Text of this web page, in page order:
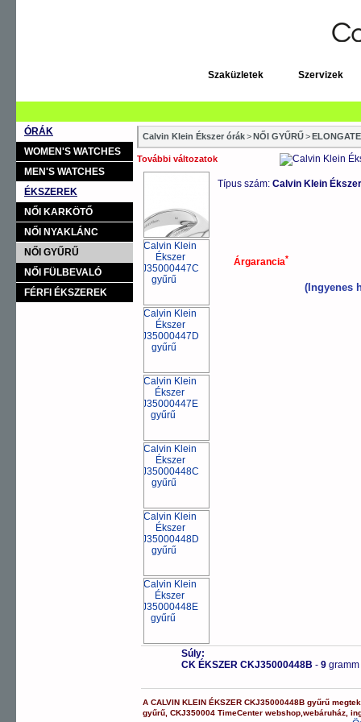
Szaküzletek Szervizek
ÓRÁK
WOMEN'S WATCHES
MEN'S WATCHES
ÉKSZEREK
NŐI KARKÖTŐ
NŐI NYAKLÁNC
NŐI GYŰRŰ
NŐI FÜLBEVALÓ
FÉRFI ÉKSZEREK
Calvin Klein Ékszer órák>NŐI GYŰRŰ>
További változatok
Típus szám: Calvin Klein
Árgarancia*
(Ingyenes
Súly:
CK ÉKSZER CKJ35000448B - 9 gramm
ACALVIN KLEIN ÉKSZER CKJ35000448B gyűrű
gyűrű ,CKJ350004 TimeCenter webshop ,webáruház ,